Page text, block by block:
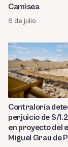
Camisea
9 de julio
Contraloría
perjuicio de S/
en proyecto del
Miguel Grau de